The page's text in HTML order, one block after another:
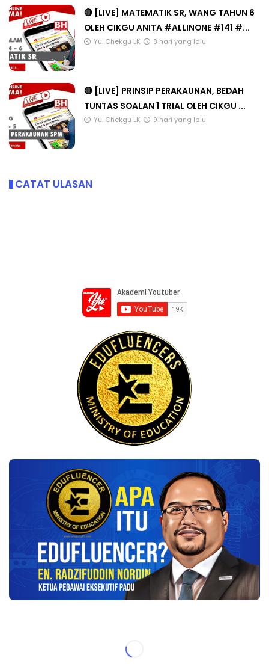
🔴 [LIVE] MATEMATIK SR, WANG TAHUN 6
OLEH CIKGU ANITA #ALLINONE #141 #...
Yu. Chekgu LK 8 hari yang lalu
🔴 [LIVE] PRINSIP PERAKAUNAN, BEDAH
TUNTAS SOALAN 1 TRIAL OLEH CIKGU ...
Yu. Chekgu LK 9 hari yang lalu
CATAT ULASAN